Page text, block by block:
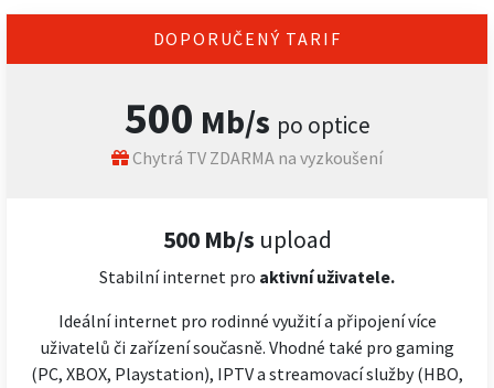
KontaktDOPORUČENÝ TARIF
500 Mb/s po optice
Chytrá TV ZDARMA na vyzkoušení
500 Mb/s upload
Stabilní internet pro aktivní uživatele.
Ideální internet pro rodinné využití a připojení více
uživatelů či zařízení současně. Vhodné také pro gaming
(PC, XBOX, Playstation), IPTV a streamovací služby (HBO,